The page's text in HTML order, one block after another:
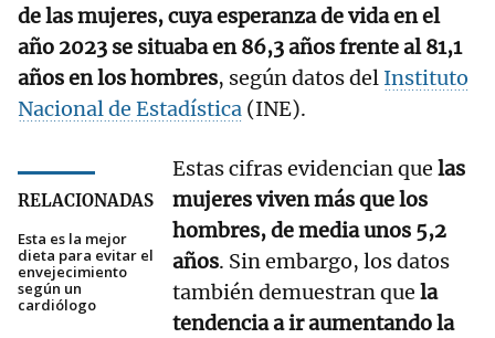
de las mujeres, cuya esperanza de vida en el
año 2023 se situaba en 86,3 años frente al 81,1
años en los hombres, según datos del Instituto
Nacional de Estadística (INE).
RELACIONADAS
Esta es la mejor
dieta para evitar el
envejecimiento
según un
cardiólogo
Estas cifras evidencian que las
mujeres viven más que los
hombres, de media unos 5,2
años. Sin embargo, los datos
también demuestran que la
tendencia a ir aumentando la